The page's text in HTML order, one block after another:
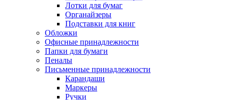
Лотки для бумаг
Органайзеры
Подставки для книг
Обложки
Офисные принадлежности
Папки для бумаги
Пеналы
Письменные принадлежности
Карандаши
Маркеры
Ручки